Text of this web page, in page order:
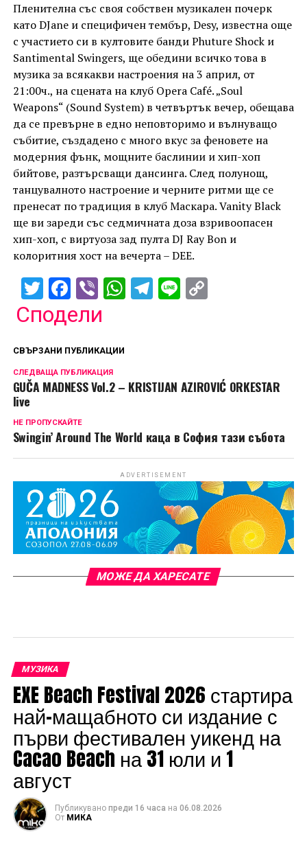
Пленителна със своя собствен музикален почерк
като DJane и специфичен тембър, Desy, известна още
с участието си в култовите банди Phuture Shock и
Santimental Swingers, ще обедини всичко това в
музика за всякакви настроения на 3 април, от
21:00ч., на сцената на клуб Opera Café. „Soul
Weapons“ (Sound System) в четвъртък вечер, обещава
да се превърне в едно неповторимо и вълнуващо
събитие, създадено с много вкус за феновете на
модерния фънк, мощните баслинии и хип-хоп
бийтове, разтърсващи дансинга. След полунощ,
танцувалното настроение и черните ритми ще се
пренесат по традиция в клуб Маскара. Vanity Black
ще ви зареди със седмичната доза взривоопасен
хип-хоп, с виртуоза зад пулта DJ Ray Bon и
колоритния хост на вечерта – DEE.
Twitter
Facebook
ViberWhatsApp
Telegram
LineCopy
Сподели
СВЪРЗАНИ ПУБЛИКАЦИИ
СЛЕДВАЩА ПУБЛИКАЦИЯ
GUČA MADNESS Vol.2 – KRISTIJAN AZIROVIĆ ORKESTAR
live
НЕ ПРОПУСКАЙТЕ
Swingin’ Around The World каца в София тази събота
ADVERTISEMENT
МОЖЕ ДА ХАРЕСАТЕ
МУЗИКА
EXE Beach Festival 2026 стартира
най-мащабното си издание с
първи фестивален уикенд на
Cacao Beach на 31 юли и 1
август
Публикувано преди 16 часа на 06.08.2026
От МИКА